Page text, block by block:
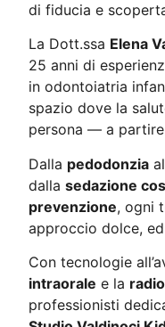
di fiducia e
La Dott.ssa Elena
25 anni di
in odontoiatria
spazio dove la
persona — a
Dalla pedodonzia
dalla sedazione
prevenzione, ogni
approccio dolce,
Con tecnologie
intraorale e la
professionisti